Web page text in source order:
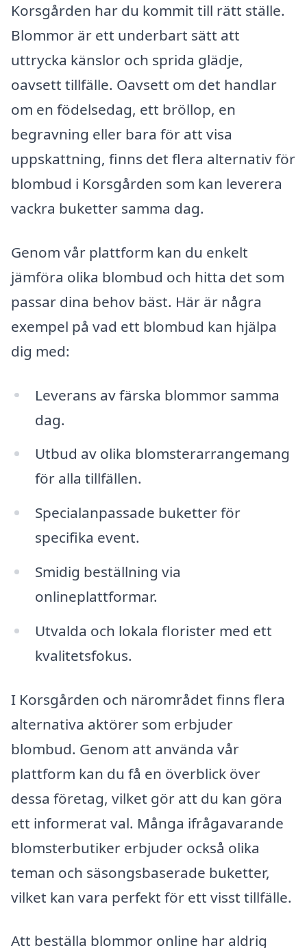
Korsgården har du kommit till rätt ställe.
Blommor är ett underbart sätt att
uttrycka känslor och sprida glädje,
oavsett tillfälle. Oavsett om det handlar
om en födelsedag, ett bröllop, en
begravning eller bara för att visa
uppskattning, finns det flera alternativ för
blombud i Korsgården som kan leverera
vackra buketter samma dag.
Genom vår plattform kan du enkelt
jämföra olika blombud och hitta det som
passar dina behov bäst. Här är några
exempel på vad ett blombud kan hjälpa
dig med:
Leverans av färska blommor samma
dag.
Utbud av olika blomsterarrangemang
för alla tillfällen.
Specialanpassade buketter för
specifika event.
Smidig beställning via
onlineplattformar.
Utvalda och lokala florister med ett
kvalitetsfokus.
I Korsgården och närområdet finns flera
alternativa aktörer som erbjuder
blombud. Genom att använda vår
plattform kan du få en överblick över
dessa företag, vilket gör att du kan göra
ett informerat val. Många ifrågavarande
blomsterbutiker erbjuder också olika
teman och säsongsbaserade buketter,
vilket kan vara perfekt för ett visst tillfälle.
Att beställa blommor online har aldrig